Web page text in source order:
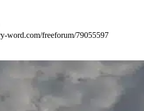
word.com/freeforum/79055597